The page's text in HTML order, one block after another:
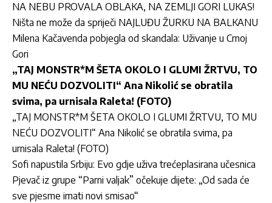
NA NEBU PROVALA OBLAKA, NA ZEMLJI GORI LUKAS!
Ništa ne može da spriječi NAJLUĐU ŽURKU NA BALKANU
Milena Kačavenda pobjegla od skandala: Uživanje u Crnoj
Gori
„TAJ MONSTR*M ŠETA OKOLO I GLUMI ŽRTVU, TO
MU NEĆU DOZVOLITI“ Ana Nikolić se obratila
svima, pa urnisala Raleta! (FOTO)
„TAJ MONSTR*M ŠETA OKOLO I GLUMI ŽRTVU, TO MU
NEĆU DOZVOLITI“ Ana Nikolić se obratila svima, pa
urnisala Raleta! (FOTO)
Sofi napustila Srbiju: Evo gdje uživa trećeplasirana učesnica
Pjevač iz grupe “Parni valjak” očekuje dijete: „Od sada će
sve pjesme imati novi smisao“